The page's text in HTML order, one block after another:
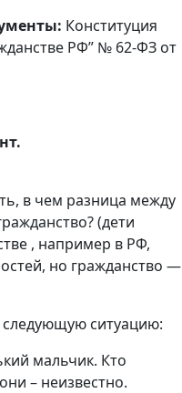
Конституция
РФ” № 62-ФЗ от
в чем разница между
(дети
, например в РФ,
но гражданство —
следующую ситуацию:
мальчик. Кто
– неизвестно.